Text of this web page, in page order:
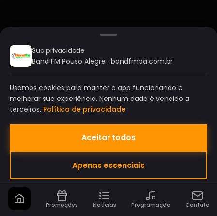
BAND FM POUSO ALEGRE
A SUA RÁDIO DO SEU JEITO!
Sua privacidade
Band FM Pouso Alegre · bandfmpa.com.br
Usamos cookies para manter o app funcionando e
melhorar sua experiência. Nenhum dado é vendido a
terceiros. Política de privacidade
Aceitar todos
Apenas essenciais
Promoções Notícias Programação Contato